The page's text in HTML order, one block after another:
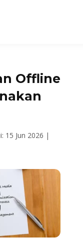
Offline
15 Jun 2026 |